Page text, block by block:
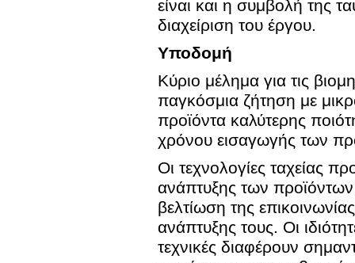
είναι και η συμβολή της
διαχείριση του έργου.
Υποδομή
Κύριο μέλημα για τις
παγκόσμια ζήτηση με
προϊόντα καλύτερης
χρόνου εισαγωγής των
Οι τεχνολογίες ταχείας
ανάπτυξης των
βελτίωση της
ανάπτυξης τους. Οι
τεχνικές διαφέρουν